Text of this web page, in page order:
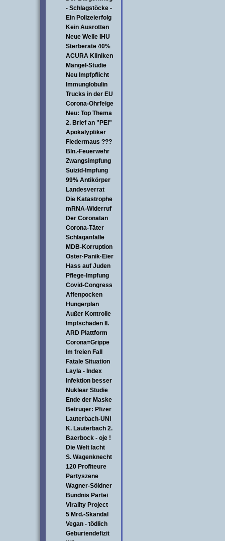
- Schlagstöcke -
Ein Polizeierfolg
Kein Ausrotten
Neue Welle IHU
Sterberate 40%
ACURA Kliniken
Mängel-Studie
Neu Impfpflicht
Immunglobulin
Trucks in der EU
Corona-Ohrfeige
Neu: Top Thema
2. Brief an "PEI"
Apokalyptiker
Fledermaus ???
Bln.-Feuerwehr
Zwangsimpfung
Suizid-Impfung
99% Antikörper
Landesverrat
Die Katastrophe
mRNA-Widerruf
Der Coronatan
Corona-Täter
Schlaganfälle
MDB-Korruption
Oster·Panik·Eier
Hass auf Juden
Pflege-Impfung
Covid-Congress
Affenpocken
Hungerplan
Außer Kontrolle
Impfschäden II.
ARD Plattform
Corona=Grippe
Im freien Fall
Fatale Situation
Layla - Index
Infektion besser
Nuklear Studie
Ende der Maske
Betrüger: Pfizer
Lauterbach-UNI
K. Lauterbach 2.
Baerbock - oje !
Die Welt lacht
S. Wagenknecht
120 Profiteure
Partyszene
Wagner-Söldner
Bündnis Partei
Virality Project
5 Mrd.-Skandal
Vegan - tödlich
Geburtendefizit